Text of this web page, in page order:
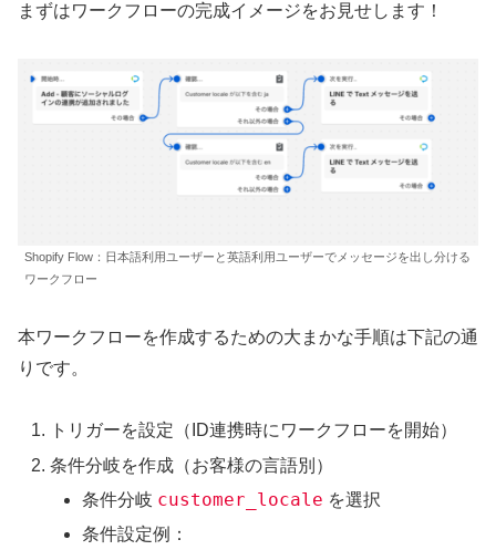
まずはワークフローの完成イメージをお見せします！
Shopify Flow：日本語利用ユーザーと英語利用ユーザーでメッセージを出し分ける
ワークフロー
本ワークフローを作成するための大まかな手順は下記の通
りです。
トリガーを設定（ID連携時にワークフローを開始）
条件分岐を作成（お客様の言語別）
条件分岐 customer_locale を選択
条件設定例：